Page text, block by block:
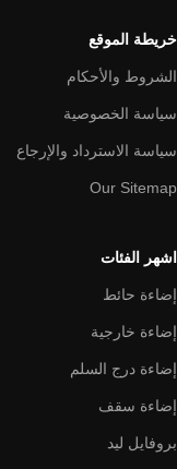
خريطة الموقع
الشروط والأحكام
سياسة الخصوصية
سياسة الاسترداد والإرجاع
Our Sitemap
اشهر الفئات
إضاءة حائط
إضاءة خارجية
إضاءة درج السلم
إضاءة سقف
بروفايل ليد